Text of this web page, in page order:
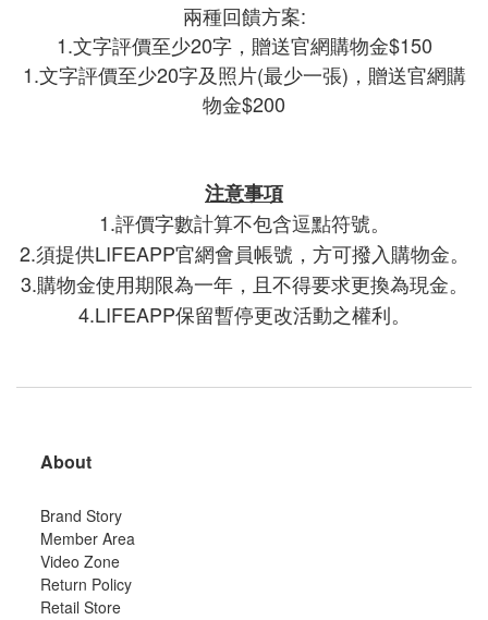
兩種回饋方案:
1.文字評價至少20字，贈送官網購物金$150
1.文字評價至少20字及照片(最少一張)，贈送官網購
物金$200
注意事項
1.評價字數計算不包含逗點符號。
2.須提供LIFEAPP官網會員帳號，方可撥入購物金。
3.購物金使用期限為一年， 且不得要求更換為現金。
4.LIFEAPP保留暫停更改活動之權利。
About
Brand Story
Member Area
Video Zone
Return Policy
Retail Store